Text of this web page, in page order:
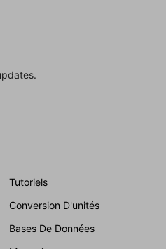
Tutoriels
Conversion D'unités
Bases De Données